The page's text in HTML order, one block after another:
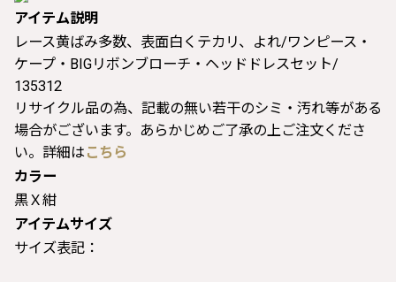
アイテム説明
レース黄ばみ多数、表面白くテカリ、よれ/ワンピース・
ケープ・BIGリボンブローチ・ヘッドドレスセット/
135312
リサイクル品の為、記載の無い若干のシミ・汚れ等がある
場合がございます。あらかじめご了承の上ご注文くださ
い。詳細は こちら
カラー
黒Ｘ紺
アイテムサイズ
サイズ表記：